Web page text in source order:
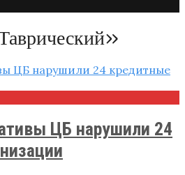
ЦБ нарушили 24